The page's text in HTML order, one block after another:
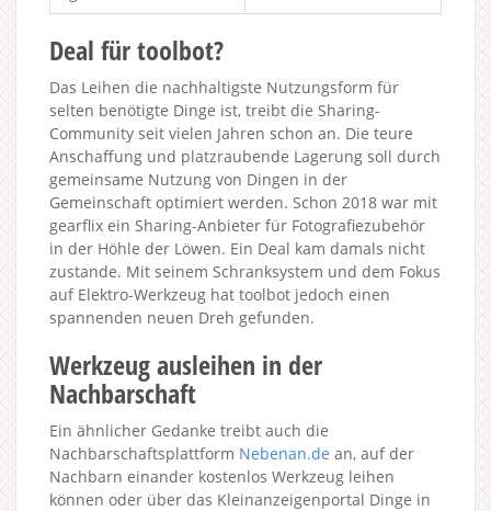
Deal für toolbot?
Das Leihen die nachhaltigste Nutzungsform für
selten benötigte Dinge ist, treibt die Sharing-
Community seit vielen Jahren schon an. Die teure
Anschaffung und platzraubende Lagerung soll durch
gemeinsame Nutzung von Dingen in der
Gemeinschaft optimiert werden. Schon 2018 war mit
gearflix ein Sharing-Anbieter für Fotografiezubehör
in der Höhle der Löwen. Ein Deal kam damals nicht
zustande. Mit seinem Schranksystem und dem Fokus
auf Elektro-Werkzeug hat toolbot jedoch einen
spannenden neuen Dreh gefunden.
Werkzeug ausleihen in der
Nachbarschaft
Ein ähnlicher Gedanke treibt auch die
Nachbarschaftsplattform Nebenan.de an, auf der
Nachbarn einander kostenlos Werkzeug leihen
können oder über das Kleinanzeigenportal Dinge in